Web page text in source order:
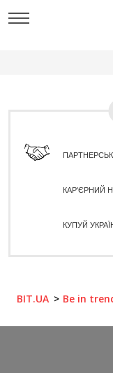
КАР'ЄРНИЙ
КУПУЙ
BIT.UA Be in